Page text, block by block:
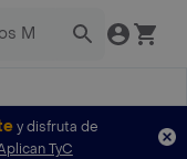
y disfruta de
TyC